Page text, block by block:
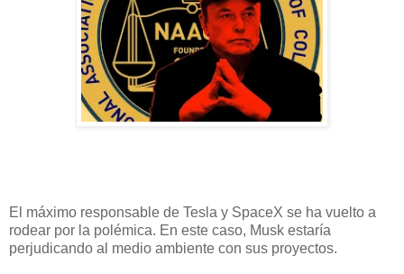
El máximo responsable de Tesla y SpaceX se ha vuelto a
rodear por la polémica. En este caso, Musk estaría
perjudicando al medio ambiente con sus proyectos.